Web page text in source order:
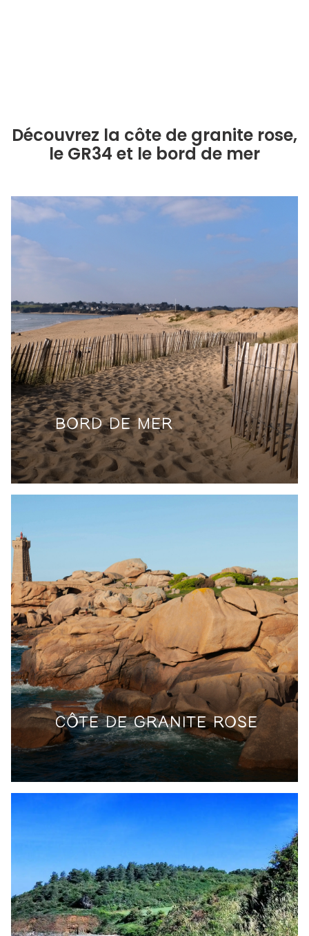
Découvrez la côte de granite rose,
le GR34 et le bord de mer
BORD DE MER
CÔTE DE GRANITE ROSE